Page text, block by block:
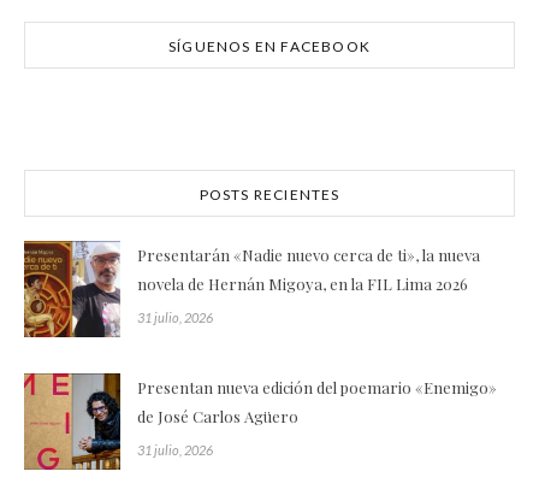
SÍGUENOS EN FACEBOOK
POSTS RECIENTES
Presentarán «Nadie nuevo cerca de ti», la nueva
novela de Hernán Migoya, en la FIL Lima 2026
31 julio, 2026
Presentan nueva edición del poemario «Enemigo»
de José Carlos Agüero
31 julio, 2026